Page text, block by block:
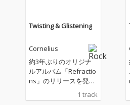
Twisting & Glistening
Cornelius
約3年ぶりのオリジナ
ルアルバム「Refractio
ns」のリリースを発表
したCornelius、新曲を
リリース！
1 track